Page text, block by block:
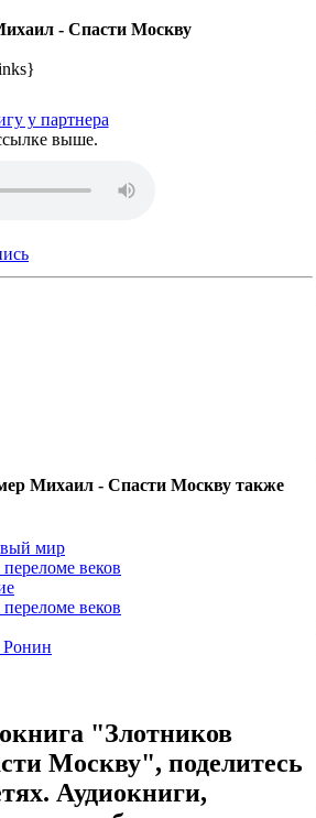
- Спасти Москву
у партнера
выше.
Михаил - Спасти Москву также
мир
веков
веков
Ронин
"Злотников
Москву", поделитесь
Аудиокниги,